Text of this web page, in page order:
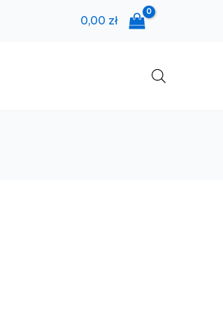
0,00 zł